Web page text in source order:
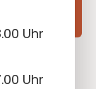
Uhr
Uhr